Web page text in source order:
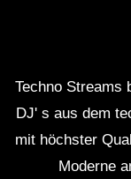
Techno Streams
DJ' s aus dem
mit höchster
Moderne